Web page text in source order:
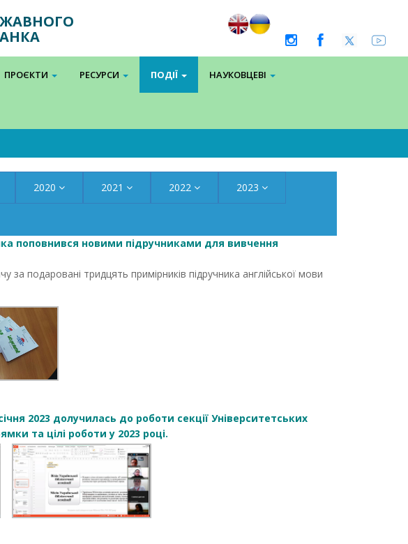
ПРОЄКТИ РЕСУРСИ ПОДІЇ НАУКОВЦЕВІ
2020 2021 2022 2023
поповнився новими підручниками для вивчення
подаровані тридцять примірників підручника англійської мови
2023 долучилась до роботи секції Університетських
та цілі роботи у 2023 році.